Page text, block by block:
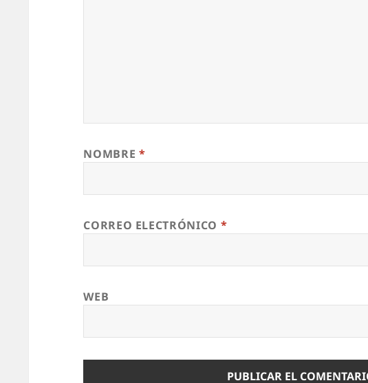
NOMBRE *
CORREO ELECTRÓNICO *
WEB